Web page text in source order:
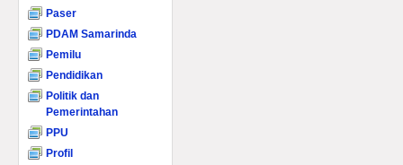
Paser
PDAM Samarinda
Pemilu
Pendidikan
Politik dan
Pemerintahan
PPU
Profil